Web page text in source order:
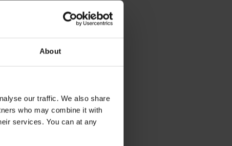
About
our traffic. We also share
who may combine it with
services. You can at any